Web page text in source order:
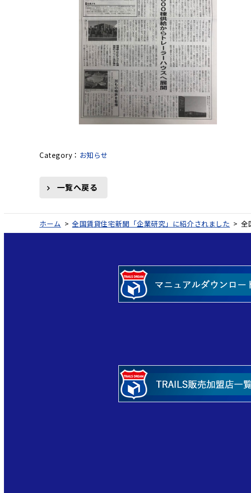
お知らせ
一覧へ戻る
ホーム >全国賃貸住宅新聞「企業研究」に紹介されました > 全